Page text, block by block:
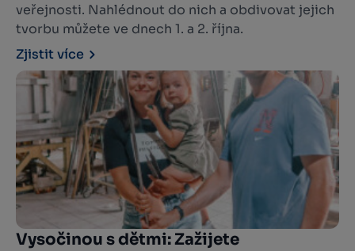
veřejnosti. Nahlédnout do nich a obdivovat jejich
tvorbu můžete ve dnech 1. a 2. října.
Zjistit více
Vysočinou s dětmi: Zažijete